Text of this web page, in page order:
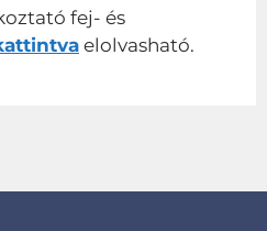
fej- és
elolvasható.